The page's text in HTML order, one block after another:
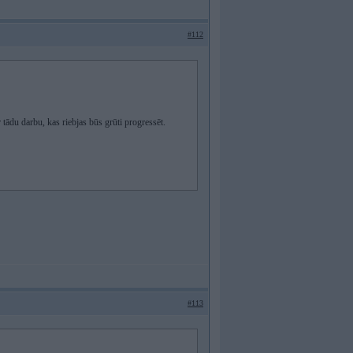
#112
darbu, kas riebjas būs grūti progressēt.
#113